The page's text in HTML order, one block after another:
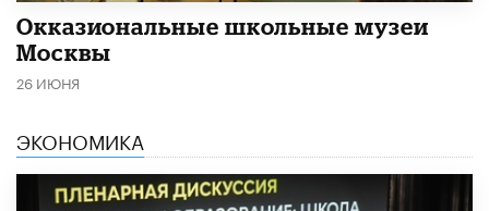
​Окказиональные школьные музеи
Москвы
26 ИЮНЯ
ЭКОНОМИКА